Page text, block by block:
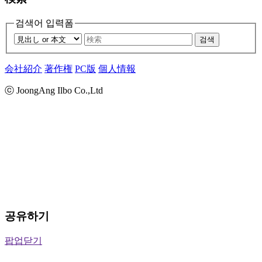
검색어 입력폼
검색
会社紹介 著作権 PC版 個人情報
ⓒ JoongAng Ilbo Co.,Ltd
공유하기
팝업닫기